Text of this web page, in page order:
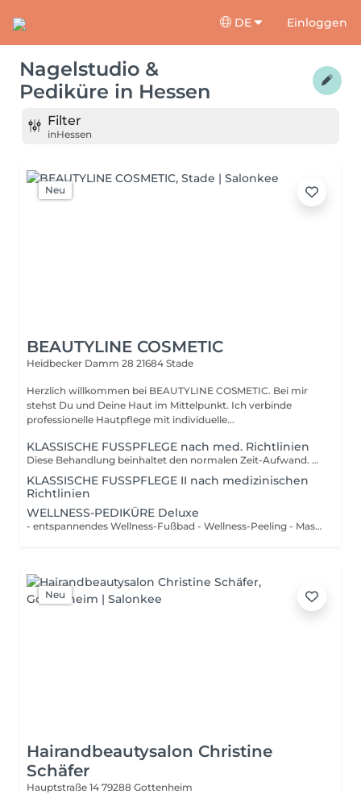
DE Einloggen
Nagelstudio &
Pediküre in Hessen
Filter
inHessen
Neu
BEAUTYLINE COSMETIC
Heidbecker Damm 28 21684 Stade
Herzlich willkommen bei BEAUTYLINE COSMETIC. Bei mir
stehst Du und Deine Haut im Mittelpunkt. Ich verbinde
professionelle Hautpflege mit individuelle...
KLASSISCHE FUSSPFLEGE nach med. Richtlinien
Diese Behandlung beinhaltet den normalen Zeit-Aufwand. entspannendes Fußbad fachgerechte Nagelpflege, kürzen, feilen Reinigung der Nagelfalzen Entfernung leichter bis mittlerer Hornhaut Pflege der Haut und Nägel Abschlusspflege mit hochwertigen PediBaehr-Produkten Wünschen Sie Lackierung der Nägel, bitte separat Lack anklicken!
KLASSISCHE FUSSPFLEGE II nach medizinischen
Richtlinien
WELLNESS-PEDIKÜRE Deluxe
- entspannendes Wellness-Fußbad - Wellness-Peeling - Maske - Nägel kürzen und formen - Nagelhaut pflegen und entfernen - Hornhautentfernung - entspannende Fuß-und Unterschenkel-Massage - auf Wunsch Nägel lackieren - Abschlusspflege
Neu
Hairandbeautysalon Christine
Schäfer
Hauptstraße 14 79288 Gottenheim